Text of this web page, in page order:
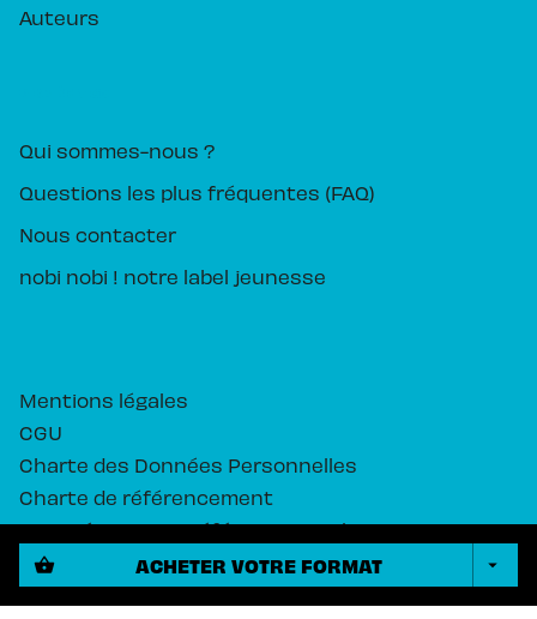
shopping_basket ACHETER VOTRE FORMAT arrow_drop_down
Auteurs
Qui sommes-nous ?
Questions les plus fréquentes (FAQ)
Nous contacter
nobi nobi ! notre label jeunesse
Mentions légales
CGU
Charte des Données Personnelles
Charte de référencement
Paramétrez vos préférences cookies